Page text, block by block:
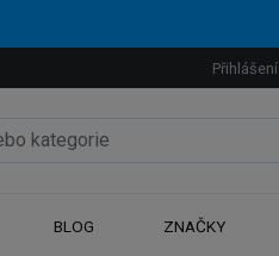
Přihlášení
BLOG ZNAČKY